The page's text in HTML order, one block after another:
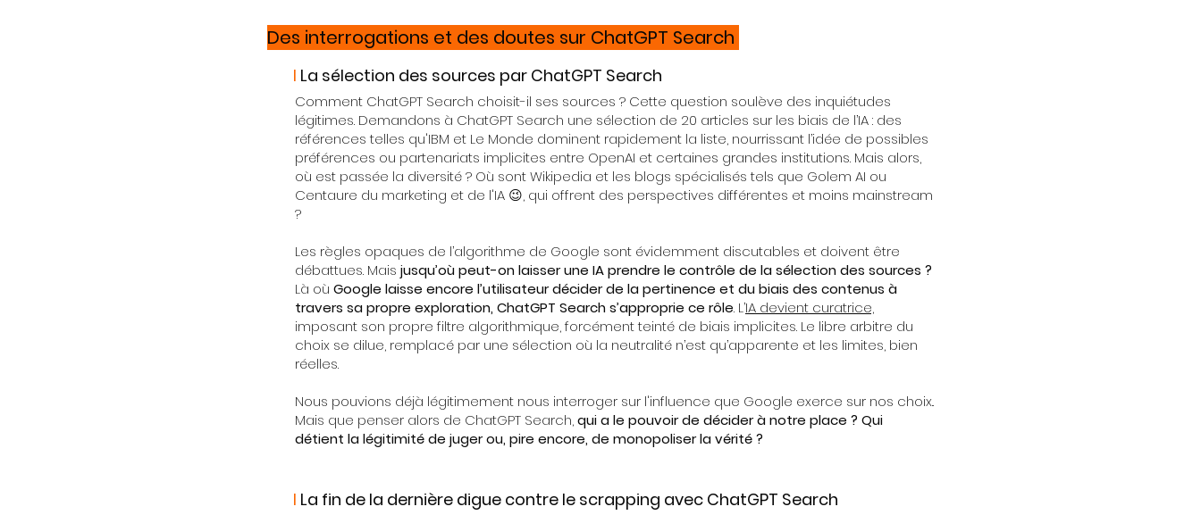
Des interrogations et des doutes sur ChatGPT Search
I La sélection des sources par ChatGPT Search
Comment ChatGPT Search choisit-il ses sources ? Cette question soulève des inquiétudes
légitimes. Demandons à ChatGPT Search une sélection de 20 articles sur les biais de l’IA : des
références telles qu'IBM et Le Monde dominent rapidement la liste, nourrissant l’idée de possibles
préférences ou partenariats implicites entre OpenAI et certaines grandes institutions. Mais alors,
où est passée la diversité ? Où sont Wikipedia et les blogs spécialisés tels que Golem AI ou
Centaure du marketing et de l'IA 😉, qui offrent des perspectives différentes et moins mainstream
?
Les règles opaques de l’algorithme de Google sont évidemment discutables et doivent être
débattues. Mais jusqu’où peut-on laisser une IA prendre le contrôle de la sélection des sources ?
Là où Google laisse encore l’utilisateur décider de la pertinence et du biais des contenus à
travers sa propre exploration, ChatGPT Search s’approprie ce rôle. L’IA devient curatrice,
imposant son propre filtre algorithmique, forcément teinté de biais implicites. Le libre arbitre du
choix se dilue, remplacé par une sélection où la neutralité n’est qu’apparente et les limites, bien
réelles.
Nous pouvions déjà légitimement nous interroger sur l'influence que Google exerce sur nos choix..
Mais que penser alors de ChatGPT Search,qui a le pouvoir de décider à notre place ? Qui
détient la légitimité de juger ou, pire encore, de monopoliser la vérité ?
I La fin de la dernière digue contre le scrapping avec ChatGPT Search